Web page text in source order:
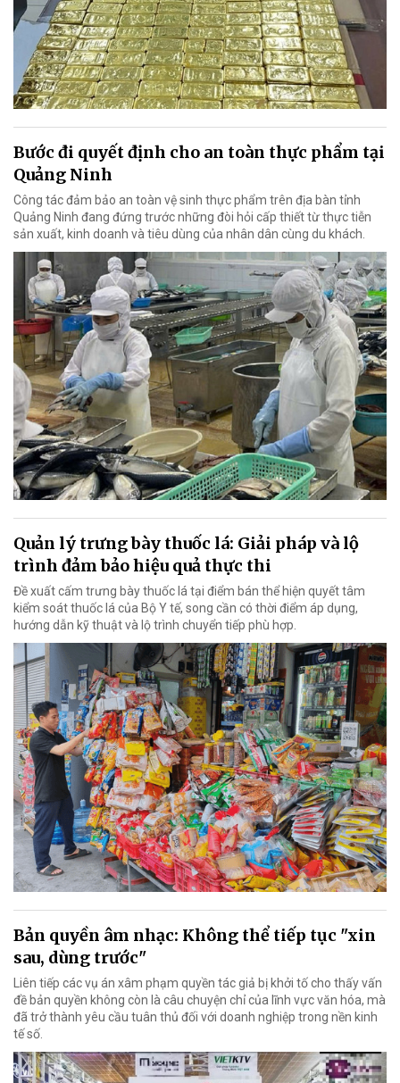
Bước đi quyết định cho an toàn thực phẩm tại
Quảng Ninh
Công tác đảm bảo an toàn vệ sinh thực phẩm trên địa bàn tỉnh
Quảng Ninh đang đứng trước những đòi hỏi cấp thiết từ thực tiễn
sản xuất, kinh doanh và tiêu dùng của nhân dân cùng du khách.
Quản lý trưng bày thuốc lá: Giải pháp và lộ
trình đảm bảo hiệu quả thực thi
Đề xuất cấm trưng bày thuốc lá tại điểm bán thể hiện quyết tâm
kiểm soát thuốc lá của Bộ Y tế, song cần có thời điểm áp dụng,
hướng dẫn kỹ thuật và lộ trình chuyển tiếp phù hợp.
Bản quyền âm nhạc: Không thể tiếp tục "xin
sau, dùng trước"
Liên tiếp các vụ án xâm phạm quyền tác giả bị khởi tố cho thấy vấn
đề bản quyền không còn là câu chuyện chỉ của lĩnh vực văn hóa, mà
đã trở thành yêu cầu tuân thủ đối với doanh nghiệp trong nền kinh
tế số.